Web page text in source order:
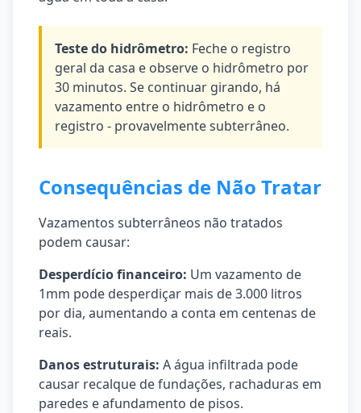
Teste do hidrômetro: Feche o registro
geral da casa e observe o hidrômetro por
30 minutos. Se continuar girando, há
vazamento entre o hidrômetro e o
registro - provavelmente subterrâneo.
Consequências de Não Tratar
Vazamentos subterrâneos não tratados
podem causar:
Desperdício financeiro: Um vazamento de
1mm pode desperdiçar mais de 3.000 litros
por dia, aumentando a conta em centenas de
reais.
Danos estruturais: A água infiltrada pode
causar recalque de fundações, rachaduras em
paredes e afundamento de pisos.